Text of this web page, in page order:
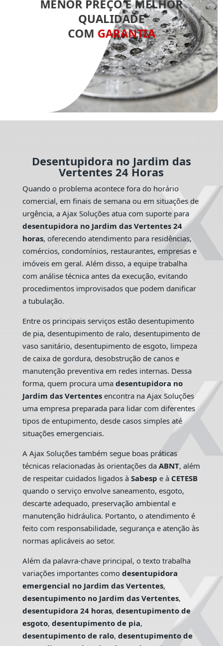
MENOR PREÇO E MELHOR
QUALIDADE
COM GARANTIA
Desentupidora no Jardim das
Vertentes 24 Horas
Quando o problema acontece fora do horário
comercial, em finais de semana ou em situações de
urgência, a Ajax Soluções atua com suporte para
desentupidora no Jardim das Vertentes 24
horas, oferecendo atendimento para residências,
comércios, condomínios, restaurantes, empresas e
imóveis em geral. Além disso, a equipe trabalha
com análise técnica antes da execução, evitando
procedimentos improvisados que podem danificar
a tubulação.
Entre os principais serviços estão desentupimento
de pia, desentupimento de ralo, desentupimento de
vaso sanitário, desentupimento de esgoto, limpeza
de caixa de gordura, desobstrução de canos e
manutenção preventiva em redes internas. Dessa
forma, quem procura uma desentupidora no
Jardim das Vertentesencontra na Ajax Soluções
uma empresa preparada para lidar com diferentes
tipos de entupimento, desde casos simples até
situações emergenciais.
A Ajax Soluções também segue boas práticas
técnicas relacionadas às orientações da ABNT, além
de respeitar cuidados ligados à Sabesp e à CETESB
quando o serviço envolve saneamento, esgoto,
descarte adequado, preservação ambiental e
manutenção hidráulica. Portanto, o atendimento é
feito com responsabilidade, segurança e atenção às
normas aplicáveis ao setor.
Além da palavra-chave principal, o texto trabalha
variações importantes como desentupidora
emergencial no Jardim das Vertentes,
desentupimento no Jardim das Vertentes,
desentupidora 24 horas, desentupimento de
esgoto, desentupimento de pia,
desentupimento de ralo, desentupimento de